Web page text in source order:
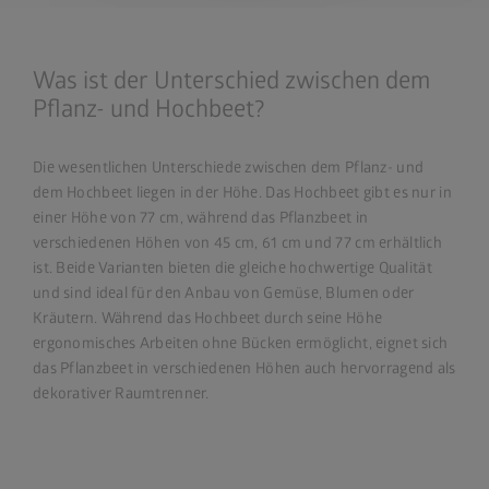
Was ist der Unterschied zwischen dem
Pflanz- und Hochbeet?
Die wesentlichen Unterschiede zwischen dem Pflanz- und
dem Hochbeet liegen in der Höhe. Das Hochbeet gibt es nur in
einer Höhe von 77 cm, während das Pflanzbeet in
verschiedenen Höhen von 45 cm, 61 cm und 77 cm erhältlich
ist. Beide Varianten bieten die gleiche hochwertige Qualität
und sind ideal für den Anbau von Gemüse, Blumen oder
Kräutern. Während das Hochbeet durch seine Höhe
ergonomisches Arbeiten ohne Bücken ermöglicht, eignet sich
das Pflanzbeet in verschiedenen Höhen auch hervorragend als
dekorativer Raumtrenner.